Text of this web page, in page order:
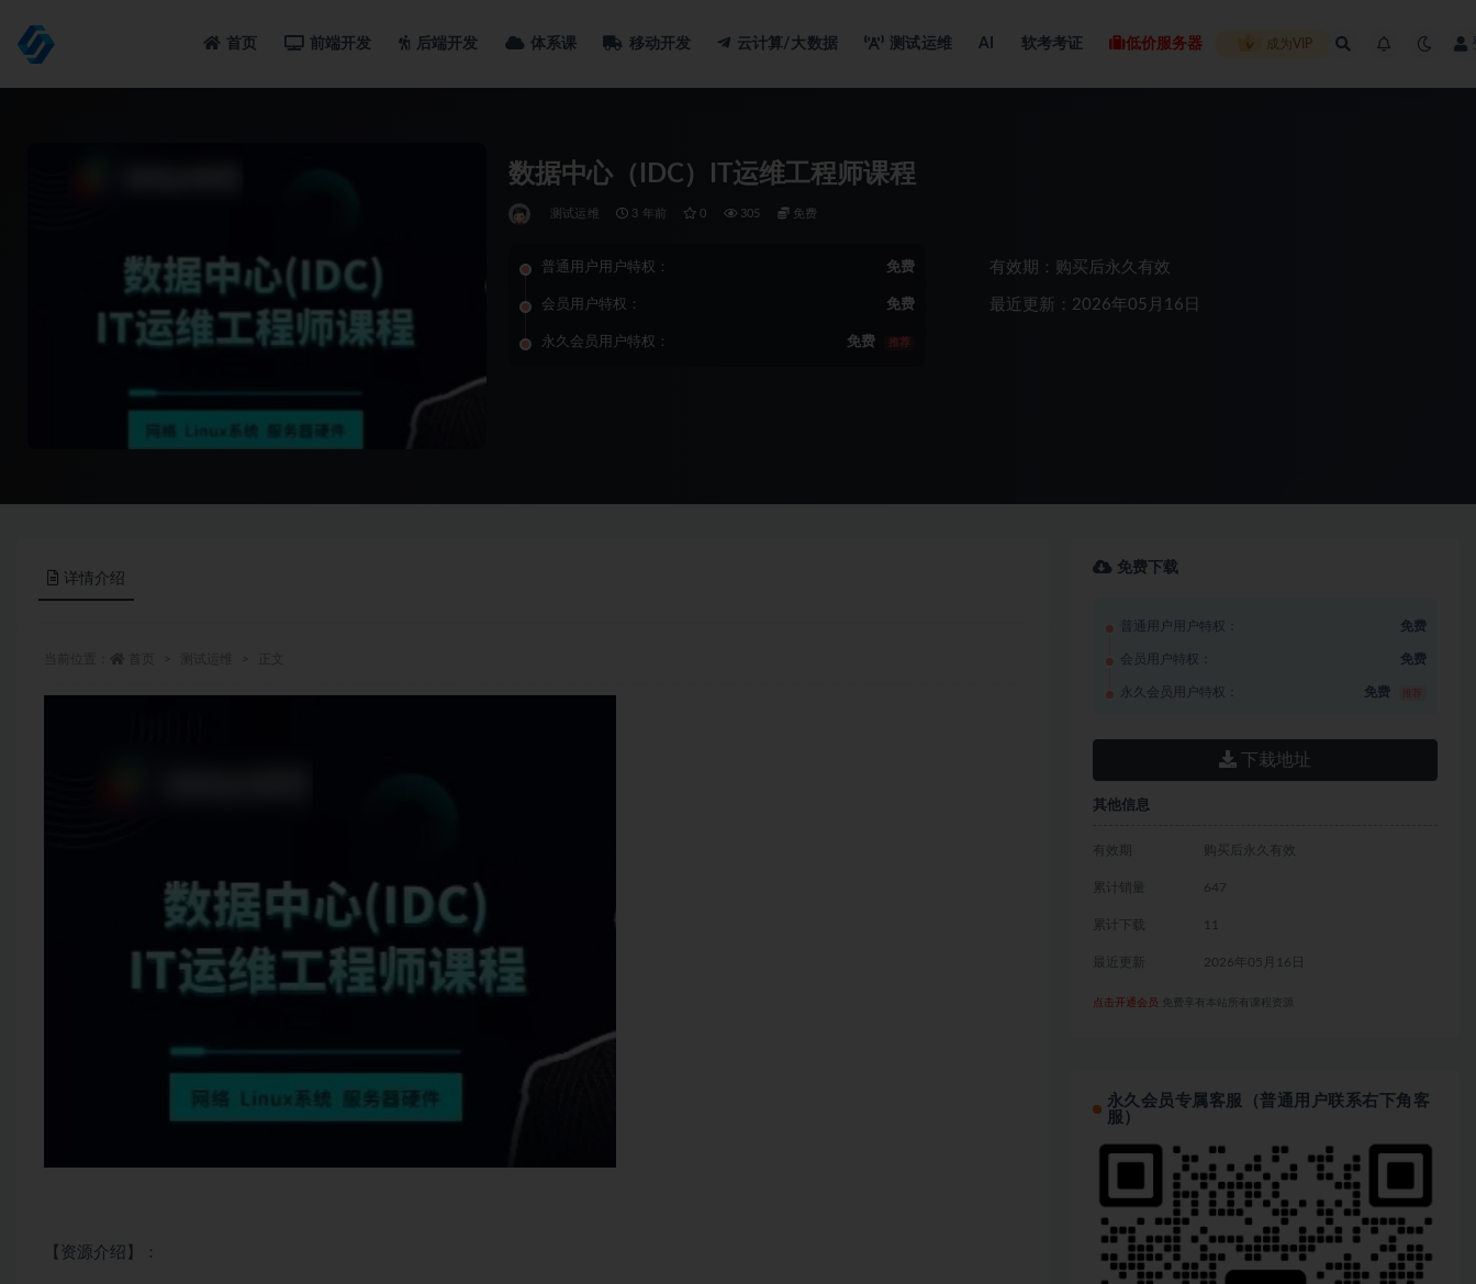
首页 前端开发 后端开发 体系课 移动开发 云计算/大数据 测试运维 AI 软考考证 低价服务器 成为VIP
数据中心（IDC）IT运维工程师课程
测试运维 3 年前 0 305 免费
普通用户用户特权： 免费
会员用户特权： 免费
永久会员用户特权： 免费 推荐
有效期：购买后永久有效
最近更新：2026年05月16日
详情介绍
【资源介绍】：
免费下载
普通用户用户特权： 免费
会员用户特权： 免费
永久会员用户特权： 免费
下栽地址
其他信息
有效期 购买后永久有效
累计销量 647
累计下载 11
最近更新 2026年05月16日
点击开通会员 免费享有本站所有课程资源
永久会员专属客服（普通用户联系右下角客
服）